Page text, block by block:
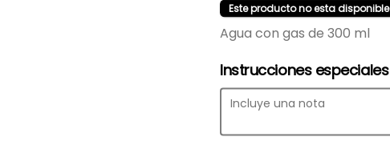
Este producto no esta disponible
Agua con gas de 300 ml
Instrucciones especiales